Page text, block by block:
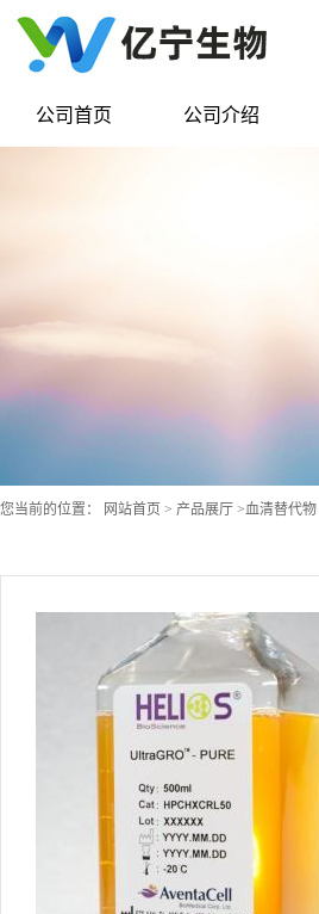
公司首页 公司介绍
您当前的位置： 网站首页 > 产品展厅 >血清替代物